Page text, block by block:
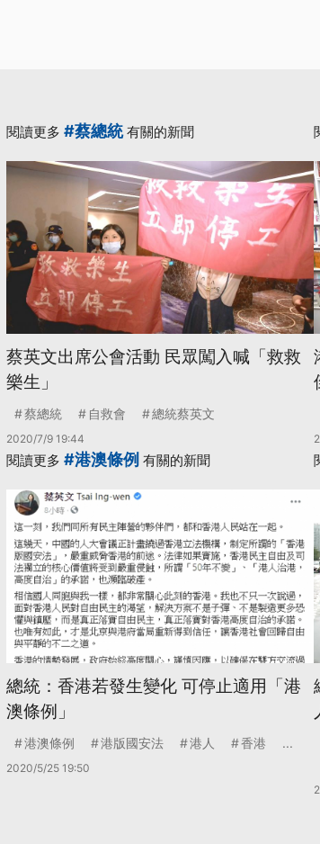
閱讀更多 #蔡總統有關的新聞
蔡英文出席公會活動 民眾闖入喊「救救
樂生」
蔡總統 自救會 總統蔡英文
2020/7/9 19:44
閱讀更多 #港澳條例 有關的新聞
總統：香港若發生變化 可停止適用「港
澳條例」
港澳條例 港版國安法 港人 香港 ...
2020/5/25 19:50